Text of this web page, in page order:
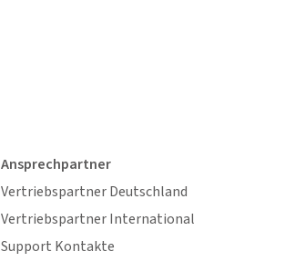
Ansprechpartner
Vertriebspartner Deutschland
Vertriebspartner International
Support Kontakte